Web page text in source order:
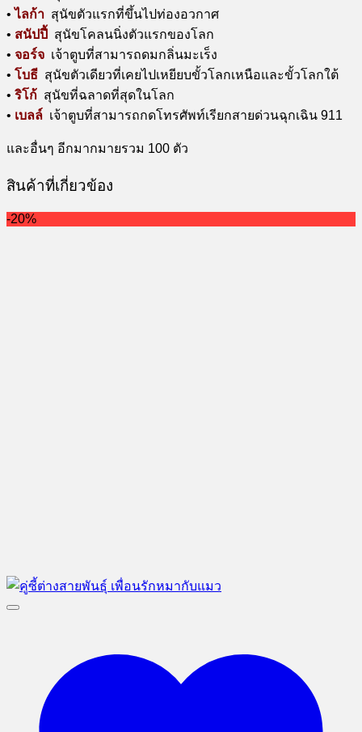
•ไลก้า สุนัขตัวแรกที่ขึ้นไปท่องอวกาศ
• สนัปปี้
สุนัขโคลนนิ่งตัวแรกของโลก
• จอร์จ เจ้าตูบที่สามารถดมกลิ่นมะเร็ง
• โบธี สุนัขตัวเดียวที่เคยไปเหยียบขั้วโลกเหนือและขั้วโลกใต้
• ริโก้ สุนัขที่ฉลาดที่สุดในโลก
• เบลล์ เจ้าตูบที่สามารถกดโทรศัพท์เรียกสายด่วนฉุกเฉิน 911
และอื่นๆ อีกมากมายรวม 100 ตัว
สินค้าที่เกี่ยวข้อง
-20%